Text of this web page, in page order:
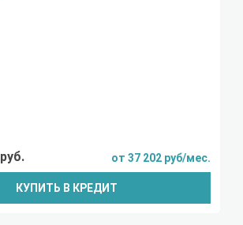
от 37 202 руб/мес.
КУПИТЬ В КРЕДИТ